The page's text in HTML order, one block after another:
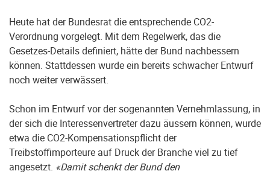
Heute hat der Bundesrat die entsprechende CO2-
Verordnung vorgelegt. Mit dem Regelwerk, das die
Gesetzes-Details definiert, hätte der Bund nachbessern
können. Stattdessen wurde ein bereits schwacher Entwurf
noch weiter verwässert.
Schon im Entwurf vor der sogenannten Vernehmlassung, in
der sich die Interessenvertreter dazu äussern können, wurde
etwa die CO2-Kompensationspflicht der
Treibstoffimporteure auf Druck der Branche viel zu tief
angesetzt. «Damit schenkt der Bund den